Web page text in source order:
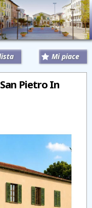
Mi piace
Pietro In